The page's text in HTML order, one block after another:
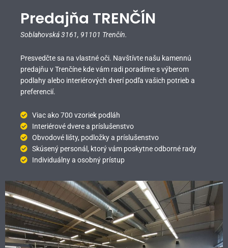
Predajňa TRENČÍN
Soblahovská 3161, 91101 Trenčín.
Presvedčte sa na vlastné oči. Navštívte našu kamennú
predajňu v Trenčíne kde vám radi poradíme s výberom
podlahy alebo interiérových dverí podľa vašich potrieb a
preferencií.
Viac ako 700 vzoriek podláh
Interiérové dvere a príslušenstvo
Obvodové lišty, podložky a príslušenstvo
Skúsený personál, ktorý vám poskytne odborné rady
Individuálny a osobný prístup